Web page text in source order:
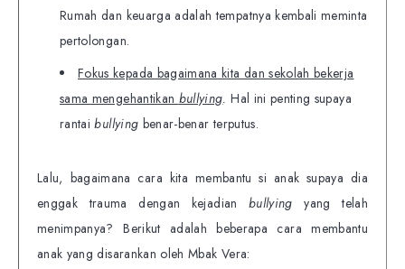
Rumah dan keuarga adalah tempatnya kembali meminta
pertolongan.
Fokus kepada bagaimana kita dan sekolah bekerja
sama mengehantikan bullying.Hal ini penting supaya
rantaibullying benar-benar terputus.
Lalu, bagaimana cara kita membantu si anak supaya dia
enggak trauma dengan kejadianbullying yang telah
menimpanya? Berikut adalah beberapa cara membantu
anak yang disarankan oleh Mbak Vera: